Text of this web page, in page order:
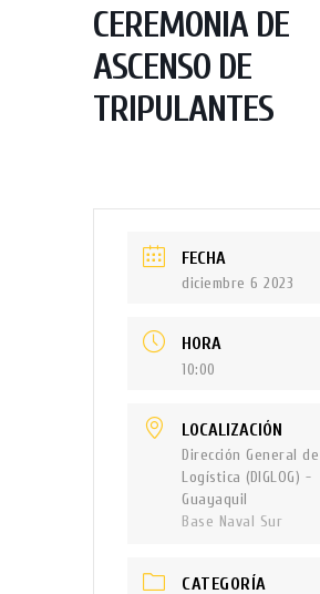
CEREMONIA DE
ASCENSO DE
TRIPULANTES
FECHA
diciembre 6 2023
HORA
10:00
LOCALIZACIÓN
Dirección General de
Logística (DIGLOG) -
Guayaquil
Base Naval Sur
CATEGORÍA